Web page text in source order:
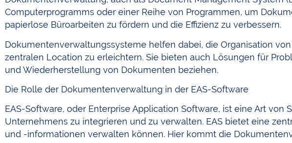
Computerprogramms oder einer Reihe von Programmen, um
papierlose Büroarbeiten zu fördern und die Effizienz zu verbessern.
Dokumentenverwaltungssysteme helfen dabei, die Organisation
zentralen Location zu erleichtern. Sie bieten auch Lösungen für
und Wiederherstellung von Dokumenten beziehen.
Die Rolle der Dokumentenverwaltung in der EAS-Software
EAS-Software, oder Enterprise Application Software, ist eine Art
Unternehmens zu integrieren und zu verwalten. EAS bietet eine
und -informationen verwalten können. Hier kommt die